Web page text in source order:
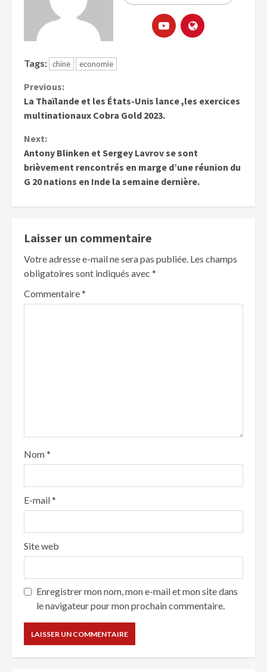
Tags: chine economie
Previous:
La Thaïlande et les États-Unis lance ,les exercices
multinationaux Cobra Gold 2023.
Next:
Antony Blinken et Sergey Lavrov se sont
brièvement rencontrés en marge d’une réunion du
G 20 nations en Inde la semaine dernière.
Laisser un commentaire
Votre adresse e-mail ne sera pas publiée. Les champs
obligatoires sont indiqués avec *
Commentaire*
Nom*
E-mail*
Site web
Enregistrer mon nom, mon e-mail et mon site dans
le navigateur pour mon prochain commentaire.